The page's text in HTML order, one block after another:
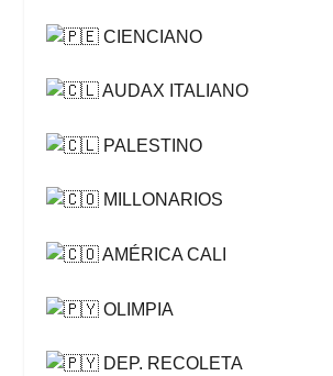
CIENCIANO
AUDAX ITALIANO
PALESTINO
MILLONARIOS
AMÉRICA CALI
OLIMPIA
DEP. RECOLETA